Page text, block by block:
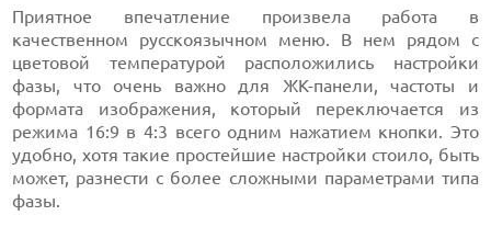
Приятное впечатление произвела работа в
качественном русскоязычном меню. В нем рядом с
цветовой температурой расположились настройки
фазы, что очень важно для ЖК-панели, частоты и
формата изображения, который переключается из
режима 16:9 в 4:3 всего одним нажатием кнопки. Это
удобно, хотя такие простейшие настройки стоило, быть
может, разнести с более сложными параметрами типа
фазы.